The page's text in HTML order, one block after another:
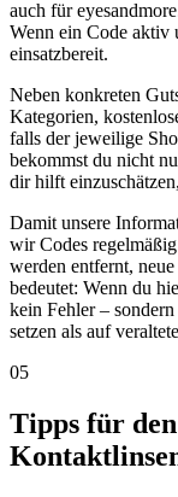
auch für
Wenn ein Code aktiv
einsatzbereit.
Neben konkreten
Kategorien,
falls der jeweilige
bekommst du nicht
dir hilft
Damit unsere
wir Codes
werden entfernt,
bedeutet: Wenn du
kein Fehler –
setzen als auf
05
Tipps für